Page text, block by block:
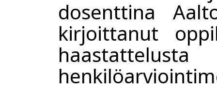
dosenttina
kirjoittanut